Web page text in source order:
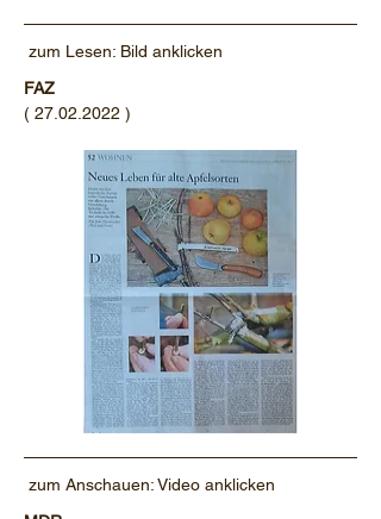
zum Lesen: Bild anklicken
FAZ
( 27.02.2022 )
zum Anschauen: Video anklicken